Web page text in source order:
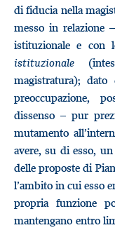
di fiducia nella
messo in relazione
istituzionale e con
istituzionale
magistratura); dato
preoccupazione,
dissenso – pur
mutamento
avere, su di esso,
delle proposte di
l’ambito in cui esso
propria funzione
mantengano entro